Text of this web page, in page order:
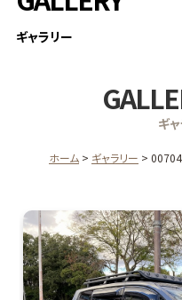
ギャラリー
ギ
ホーム ギャラリー 00704